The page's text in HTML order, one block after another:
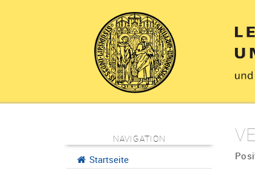
NAVIGATION
Startseite